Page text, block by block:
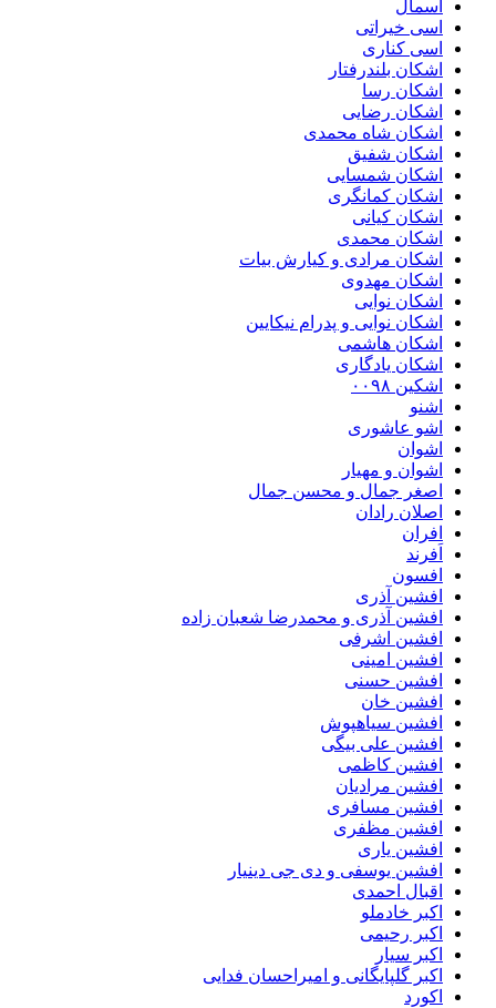
اسمال
اسی خیراتی
اسی کناری
اشکان بلندرفتار
اشکان رسا
اشکان رضایی
اشکان شاه محمدی
اشکان شفیق
اشکان شمسایی
اشکان‌ کمانگری
اشکان کیانی
اشکان محمدی
اشکان مرادی و کیارش بیات
اشکان مهدوی
اشکان نوایی
اشکان نوایی و پدرام نیکایین
اشکان هاشمی
اشکان یادگاری
اشکین ۰۰۹۸
اشنو
اشو عاشوری
اشوان
اشوان و مهیار
اصغر جمال و محسن جمال
اصلان رادان
افران
اَفرند
افسون
افشین آذری
افشین آذری و محمدرضا شعبان زاده
افشین اشرفی
افشین امینی
افشین حسنی
افشین خان
افشین سیاهپوش
افشین علی بیگی
افشین کاظمی
افشین مرادیان
افشین مسافری
افشین مظفری
افشین یاری
افشین یوسفی و دی جی دینیار
اقبال احمدی
اکبر خادملو
اکبر رحیمی
اکبر سیار
اکبر گلپایگانی و امیراحسان فدایی
اکورد